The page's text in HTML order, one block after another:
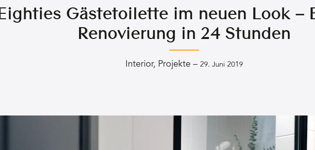
Eighties Gästetoilette im neuen Look –
Renovierung in 24 Stunden
Interior, Projekte – 29. Juni 2019